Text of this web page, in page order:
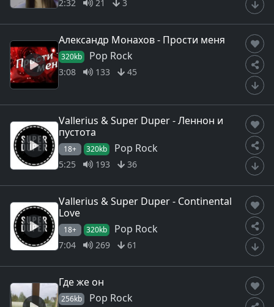
2:32 21 3
Александр Монахов - Прости меня
320kb Pop Rock
3:08 133 45
Vallerius & Super Duper - Леннон и
пустота
18+ 320kb Pop Rock
5:25 193 36
Vallerius & Super Duper - Continental
Love
18+ 320kb Pop Rock
7:04 269 61
Где же он
256kb Pop Rock